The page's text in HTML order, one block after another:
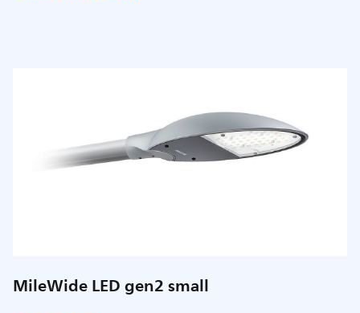
MileWide LED gen2 small